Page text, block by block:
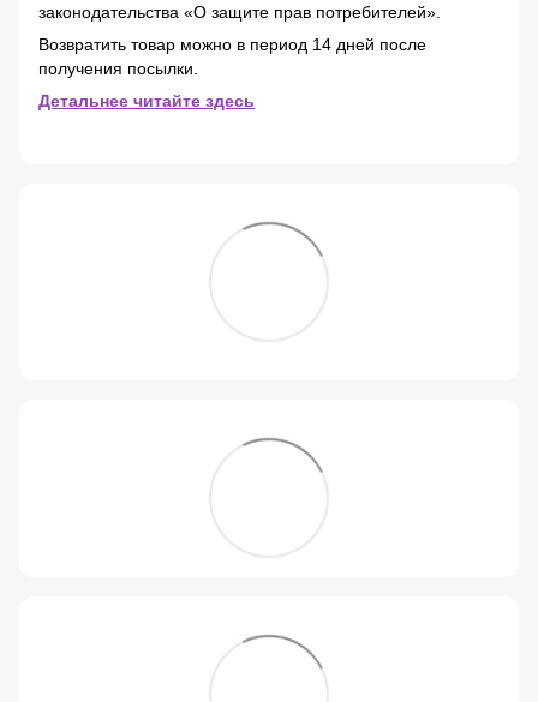
законодательства «О защите прав потребителей».
Возвратить товар можно в период 14 дней после
получения посылки.
Детальнее читайте здесь